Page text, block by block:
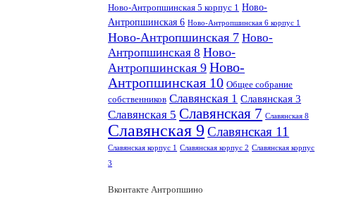
Ново-Антропшинская 5 корпус 1 Ново-
Антропшинская 6 Ново-Антропшинская 6 корпус 1
Ново-Антропшинская 7 Ново-
Антропшинская 8 Ново-
Антропшинская 9 Ново-
Антропшинская 10 Общее собрание
собственников Славянская 1 Славянская 3
Славянская 5 Славянская 7 Славянская 8
Славянская 9 Славянская 11
Славянская корпус 1 Славянская корпус 2 Славянская корпус
3
Вконтакте Антропшино